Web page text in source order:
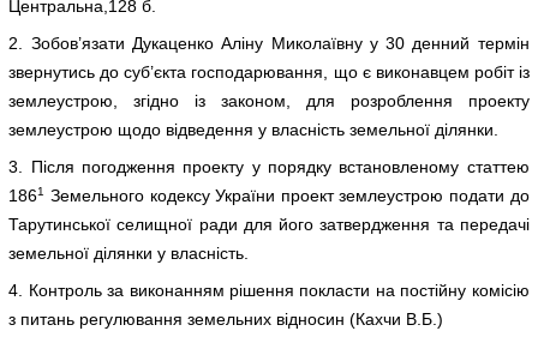
Центральна,128 б.
2. Зобов’язати Дукаценко Аліну Миколаївну у 30 денний термін
звернутись до суб’єкта господарювання, що є виконавцем робіт із
землеустрою, згідно із законом, для розроблення проекту
землеустрою щодо відведення у власність земельної ділянки.
3. Після погодження проекту у порядку встановленому статтею
1861
Земельного кодексу України проект землеустрою подати до
Тарутинської селищної ради для його затвердження та передачі
земельної ділянки у власність.
4. Контроль за виконанням рішення покласти на постійну комісію
з питань регулювання земельних відносин (Кахчи В.Б.)